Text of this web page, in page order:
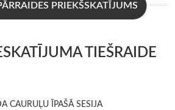
PRIEKŠSKATĪJUMS
TIEŠRAIDE
CAURUĻU ĪPAŠĀ SESIJA